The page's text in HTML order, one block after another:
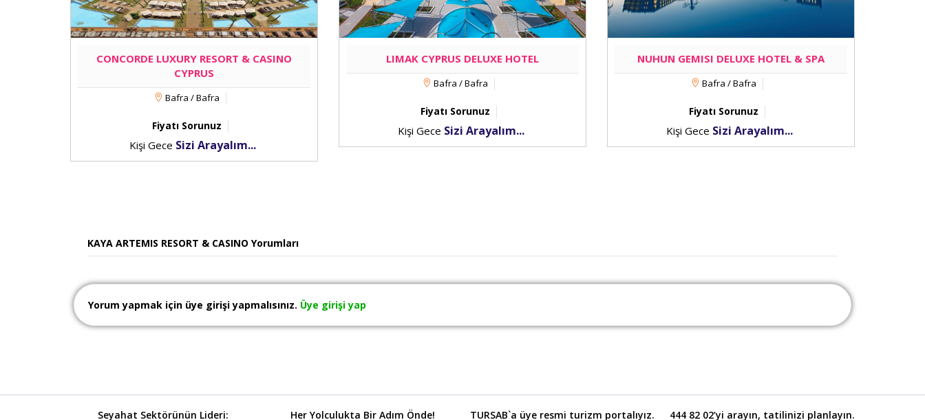
CONCORDE LUXURY RESORT & CASINO
CYPRUS
Bafra / Bafra
Fiyatı Sorunuz
Kişi Gece Sizi Arayalım...
LIMAK CYPRUS DELUXE HOTEL
Bafra / Bafra
Fiyatı Sorunuz
Kişi Gece Sizi Arayalım...
NUHUN GEMISI DELUXE HOTEL & SPA
Bafra / Bafra
Fiyatı Sorunuz
Kişi Gece Sizi Arayalım...
KAYA ARTEMIS RESORT & CASINO Yorumları
Yorum yapmak için üye girişi yapmalısınız. Üye girişi yap
Seyahat Sektörünün Lideri: Her Yolculukta Bir Adım Önde! TURSAB`a üye resmi turizm portalıyız. 444 82 02’yi arayın, tatilinizi planlayın.